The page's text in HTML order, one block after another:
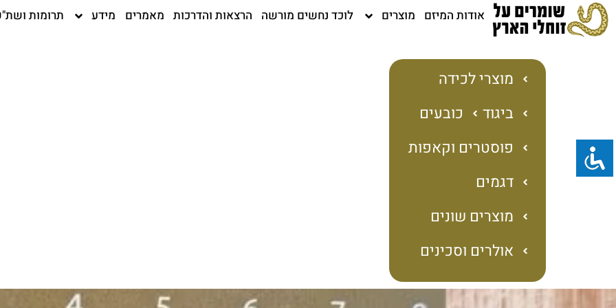
דילוג
לתוכן
אודות המיזם מוצרים לוכד נחשים מורשה הרצאות והדרכות מאמרים מידע תרומות
מוצרי לכידה
ביגוד
כובעים
פוסטרים וקאפות
דגמים
מוצרים שונים
אולרים וסכינים